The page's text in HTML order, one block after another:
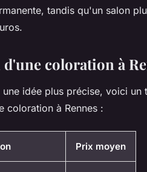
tandis qu'un salon
coloration à
idée plus précise, voici
coloration à Rennes :
Prix moyen